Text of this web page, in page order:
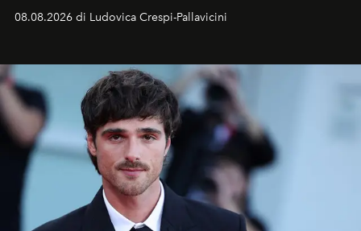
Sarà il momento in cui gli occhi si alzano verso la volta
celeste per seguire il passaggio delle
all’universo i desideri più segreti
08.08.2026 di Ludovica Crespi-Pallavicini